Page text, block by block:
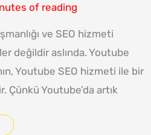
of reading
ve SEO hizmeti
değildir aslında. Youtube
Youtube SEO hizmeti ile bir
Çünkü Youtube’da artık